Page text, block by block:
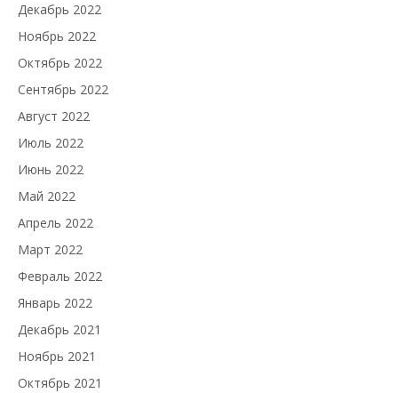
Декабрь 2022
Ноябрь 2022
Октябрь 2022
Сентябрь 2022
Август 2022
Июль 2022
Июнь 2022
Май 2022
Апрель 2022
Март 2022
Февраль 2022
Январь 2022
Декабрь 2021
Ноябрь 2021
Октябрь 2021